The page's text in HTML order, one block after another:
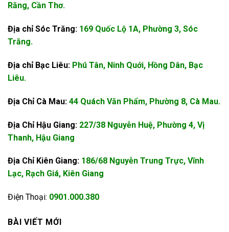
Răng, Cần Thơ.
Địa chỉ Sóc Trăng: 169 Quốc Lộ 1A, Phường 3, Sóc
Trăng.
Địa chỉ Bạc Liêu: Phú Tân, Ninh Quới, Hồng Dân, Bạc
Liêu.
Địa Chỉ Cà Mau: 44 Quách Văn Phẩm, Phường 8, Cà Mau.
Địa Chỉ Hậu Giang: 227/38 Nguyễn Huệ, Phường 4, Vị
Thanh, Hậu Giang
Địa Chỉ Kiên Giang: 186/68 Nguyễn Trung Trực, Vĩnh
Lạc, Rạch Giá, Kiên Giang
Điện Thoại: 0901.000.380
BÀI VIẾT MỚI